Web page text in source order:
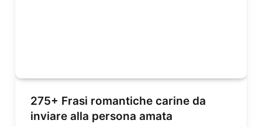
275+ Frasi romantiche carine da
inviare alla persona amata